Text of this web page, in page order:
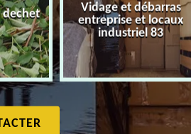
dechet
Vidage et débarras
entreprise et locaux
industriel 83